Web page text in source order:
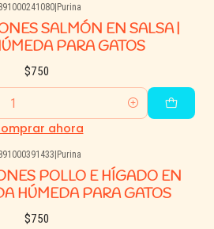
|Purina
SALMÓN EN SALSA |
PARA GATOS
$750
ahora
Purina
POLLO E HÍGADO EN
HÚMEDA PARA GATOS
$750